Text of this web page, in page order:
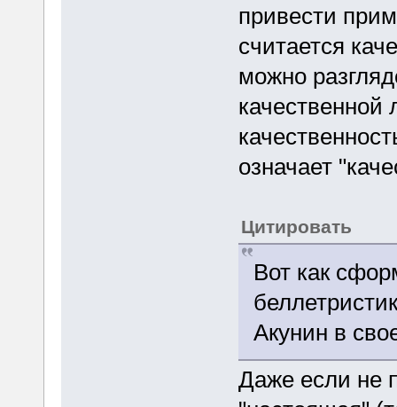
привести
считается
можно
качественной
означает
Цитировать
Вот как
Акунин в
Даже если не